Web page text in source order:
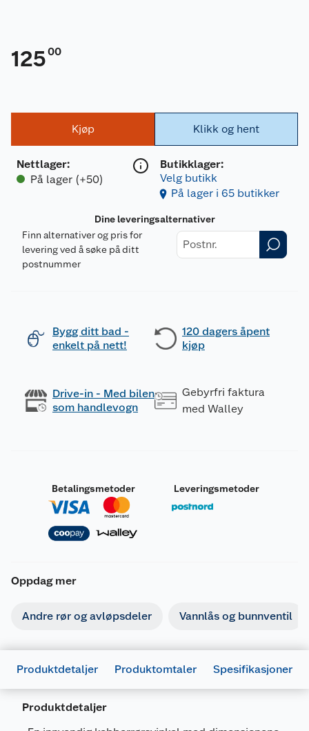
12500
Kjøp
Nettlager:
På lager (+50)
Klikk og hent
Butikklager:
Velg butikk
På lager i 65 butikker
Dine leveringsalternativer
Finn alternativer og pris for
levering ved å søke på ditt
postnummer
Bygg ditt bad -
enkelt på nett!
120 dagers åpent
kjøp
Drive-in - Med bilen
som handlevogn
Gebyrfri faktura
med Walley
Betalingsmetoder Leveringsmetoder
Oppdag mer
Andre rør og avløpsdeler Vannlås og bunnventil
Produktdetaljer Produktomtaler Spesifikasjoner
Produktdetaljer